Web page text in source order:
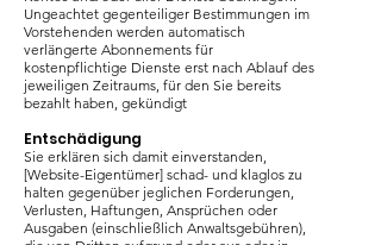
Ungeachtet gegenteiliger Bestimmungen im
Vorstehenden werden automatisch
verlängerte Abonnements für
kostenpflichtige Dienste erst nach Ablauf des
jeweiligen Zeitraums, für den Sie bereits
bezahlt haben, gekündigt
Entschädigung
Sie erklären sich damit einverstanden,
[Website-Eigentümer] schad- und klaglos zu
halten gegenüber jeglichen Forderungen,
Verlusten, Haftungen, Ansprüchen oder
Ausgaben (einschließlich Anwaltsgebühren),